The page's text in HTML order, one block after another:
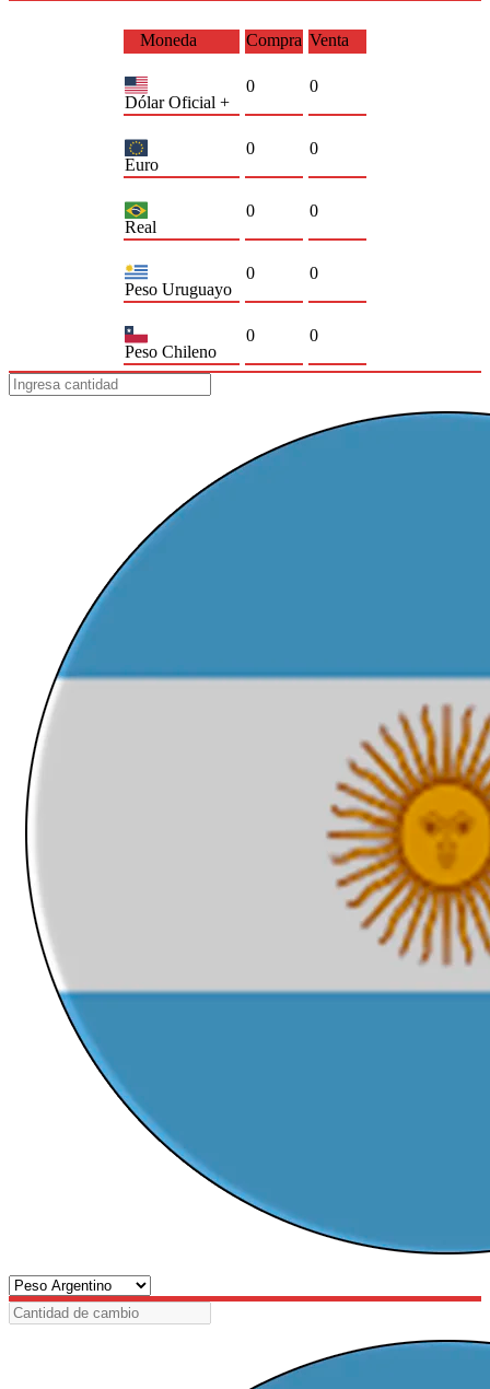
Moneda Compra Venta
Dólar Oficial +
0 0
Euro
0 0
Real
0 0
Peso Uruguayo
0 0
Peso Chileno
0 0